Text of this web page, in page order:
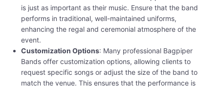
is just as important as their music. Ensure that the band
performs in traditional, well-maintained uniforms,
enhancing the regal and ceremonial atmosphere of the
event.
Customization Options: Many professional Bagpiper
Bands offer customization options, allowing clients to
request specific songs or adjust the size of the band to
match the venue. This ensures that the performance is